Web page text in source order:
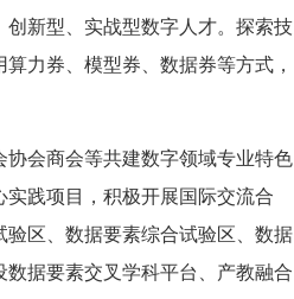
新型、实战型数字人才。探索技
力券、模型券、数据券等方式，
协会商会等共建数字领域专业特色
践项目，积极开展国际交流合
区、数据要素综合试验区、数据
据要素交叉学科平台、产教融合